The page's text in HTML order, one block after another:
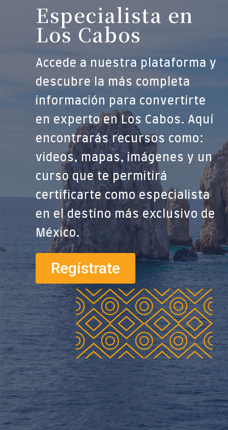
Especialista en
Los Cabos
Accede a nuestra plataforma y
descubre la más completa
información para convertirte
en experto en Los Cabos. Aquí
encontrarás recursos como:
videos, mapas, imágenes y un
curso que te permitirá
certificarte como especialista
en el destino más exclusivo de
México.
Regístrate